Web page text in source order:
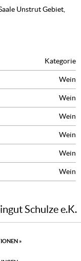
Unstrut Gebiet,
Kategorie
Wein
Wein
Wein
Wein
Wein
Wein
Schulze e.K.
»